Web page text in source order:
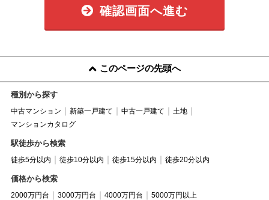
確認画面へ進む
このページの先頭へ
種別から探す
中古マンション 新築一戸建て 中古一戸建て
土地
マンションカタログ
駅徒歩から検索
徒歩5分以内 徒歩10分以内 徒歩15分以内 徒歩20分以内
価格から検索
2000万円台 3000万円台 4000万円台 5000万円以上